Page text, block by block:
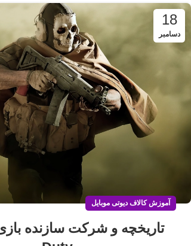
18
دسامبر
آموزش کالاف دیوتی موبایل